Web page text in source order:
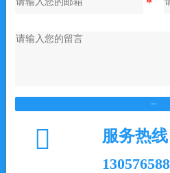
 服务热线